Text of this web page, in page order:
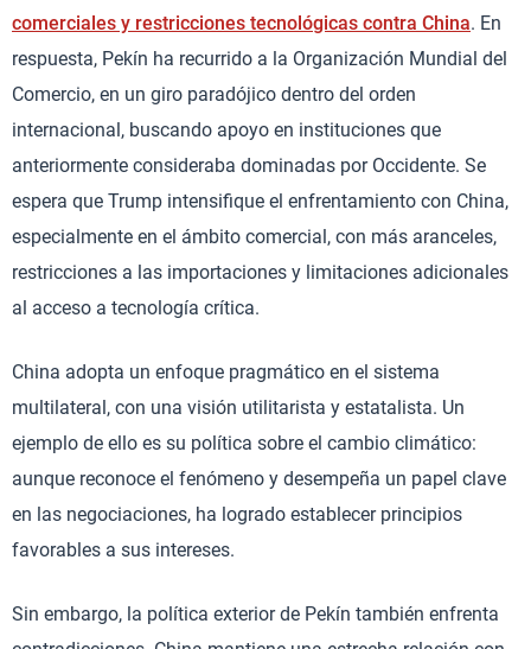
comerciales y restricciones tecnológicas contra China. En
respuesta, Pekín ha recurrido a la Organización Mundial del
Comercio, en un giro paradójico dentro del orden
internacional, buscando apoyo en instituciones que
anteriormente consideraba dominadas por Occidente. Se
espera que Trump intensifique el enfrentamiento con China,
especialmente en el ámbito comercial, con más aranceles,
restricciones a las importaciones y limitaciones adicionales
al acceso a tecnología crítica.
China adopta un enfoque pragmático en el sistema
multilateral, con una visión utilitarista y estatalista. Un
ejemplo de ello es su política sobre el cambio climático:
aunque reconoce el fenómeno y desempeña un papel clave
en las negociaciones, ha logrado establecer principios
favorables a sus intereses.
Sin embargo, la política exterior de Pekín también enfrenta